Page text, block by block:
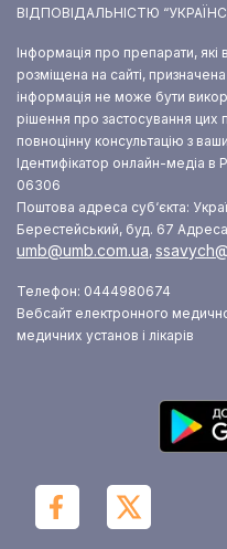
ВІДПОВІДАЛЬНІСТЮ
Інформація про препарати, які
розміщена на сайті,
інформація не може бути
рішення про застосування цих
повноцінну консультацію з
Ідентифікатор онлайн-медіа в
06306
Поштова адреса суб‘єкта:
Берестейський, буд. 67 Адреса
umb@umb.com.ua,
Телефон: 0444980674
Вебсайт електронного
медичних установ і лікарів